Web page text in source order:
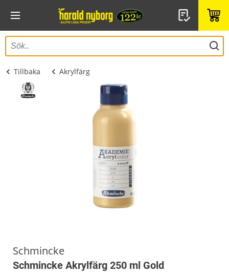
Tillbaka Akrylfärg
Schmincke
Schmincke Akrylfärg 250 ml Gold